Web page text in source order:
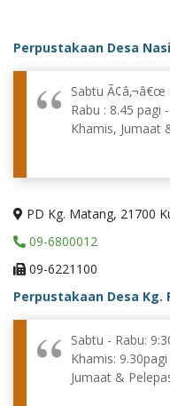
Perpustakaan Desa
Sabtu Ã¢â‚¬â€œ
Rabu : 8.45 pagi
Khamis, Jumaat
PD Kg. Matang, 21700
09-6800012
09-6221100
Perpustakaan Desa Kg.
Sabtu - Rabu:
Khamis:
Jumaat &